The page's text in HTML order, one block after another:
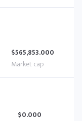
$565,853.000
$0.000